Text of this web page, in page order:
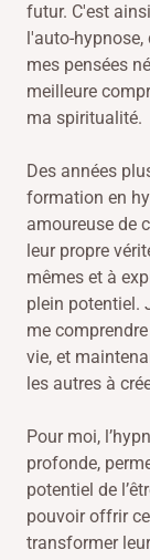
futur. C'est
l'auto-
mes pensées
meilleure
ma spiritualité.
Des années
formation en
amoureuse de
leur propre
mêmes et à
plein potentiel.
me
vie, et
les autres à
Pour moi,
profonde,
potentiel de
pouvoir offrir
transformer